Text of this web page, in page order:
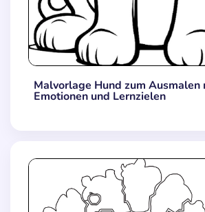
Malvorlage Hund zum Ausmalen
Emotionen und Lernzielen